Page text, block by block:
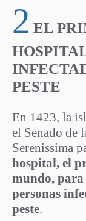
2 EL
PESTE
En 1423, la
el Senado de
Serenissima
hospital, el
mundo,
personas
peste.